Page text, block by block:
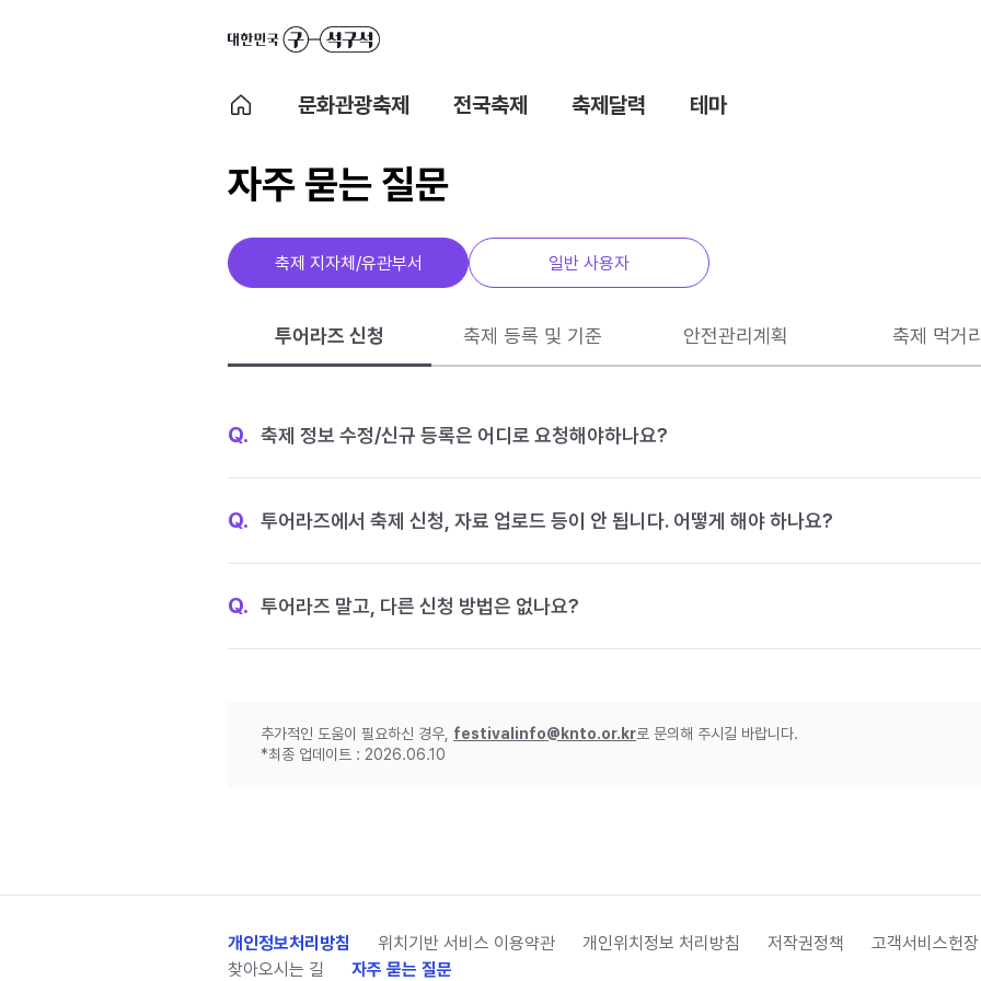
문화관광축제 전국축제 축제달력 테마
자주 묻는 질문
축제 지자체/유관부서 일반 사용자
투어라즈 신청 축제 등록 및 기준 안전관리계획 축제 먹거리
Q. 축제 정보 수정/신규 등록은 어디로 요청해야하나요?
Q. 투어라즈에서 축제 신청, 자료 업로드 등이 안 됩니다. 어떻게 해야 하나요?
Q. 투어라즈 말고, 다른 신청 방법은 없나요?
추가적인 도움이 필요하신 경우, festivalinfo@knto.or.kr로 문의해 주시길 바랍니다.
*최종 업데이트 : 2026.06.10
개인정보처리방침 위치기반 서비스 이용약관 개인위치정보 처리방침 저작권정책 고객서비스헌장
찾아오시는 길
자주 묻는 질문